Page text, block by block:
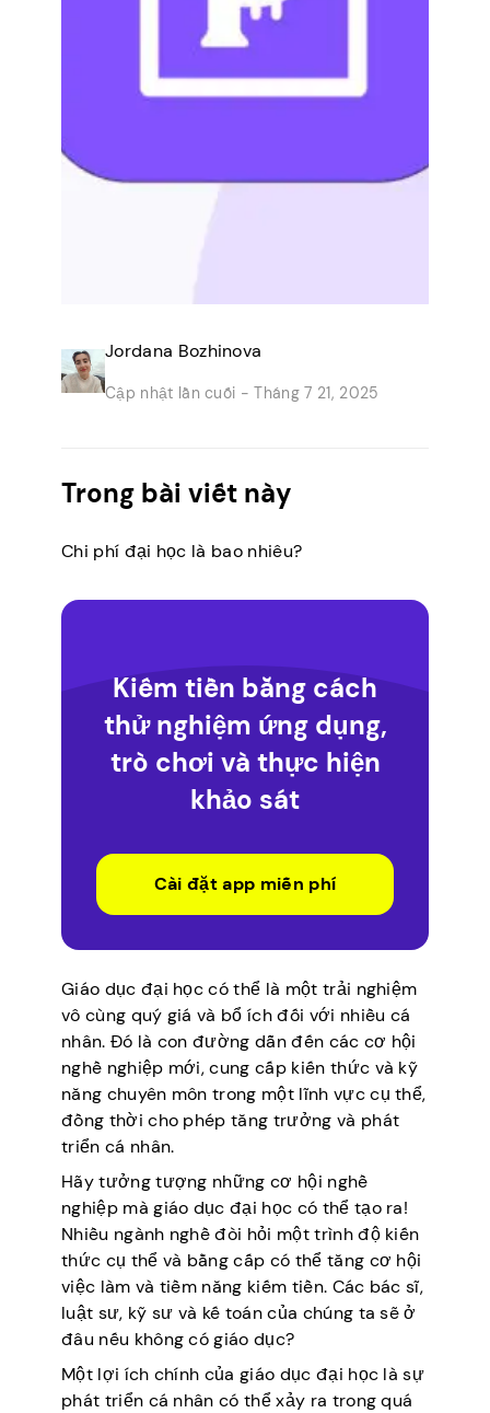
Jordana Bozhinova
Cập nhật lần cuối - Tháng 7 21, 2025
Trong bài viết này
Chi phí đại học là bao nhiêu?
Kiếm tiền bằng cách
thử nghiệm ứng dụng,
trò chơi và thực hiện
khảo sát
Cài đặt app miễn phí
Giáo dục đại học có thể là một trải nghiệm
vô cùng quý giá và bổ ích đối với nhiều cá
nhân. Đó là con đường dẫn đến các cơ hội
nghề nghiệp mới, cung cấp kiến thức và kỹ
năng chuyên môn trong một lĩnh vực cụ thể,
đồng thời cho phép tăng trưởng và phát
triển cá nhân.
Hãy tưởng tượng những cơ hội nghề
nghiệp mà giáo dục đại học có thể tạo ra!
Nhiều ngành nghề đòi hỏi một trình độ kiến
thức cụ thể và bằng cấp có thể tăng cơ hội
việc làm và tiềm năng kiếm tiền. Các bác sĩ,
luật sư, kỹ sư và kế toán của chúng ta sẽ ở
đâu nếu không có giáo dục?
Một lợi ích chính của giáo dục đại học là sự
phát triển cá nhân có thể xảy ra trong quá